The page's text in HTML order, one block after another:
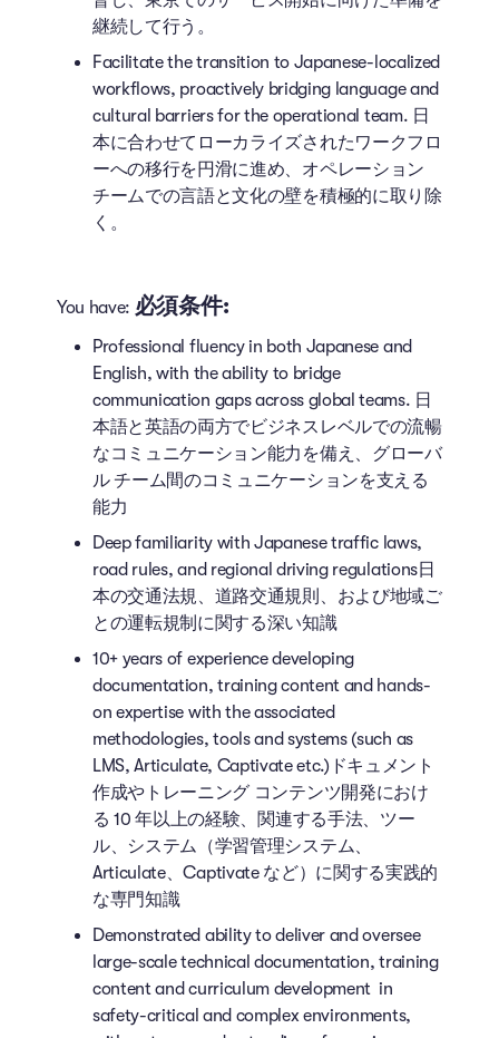
継続して行う。
Facilitate the transition to Japanese-localized
workflows, proactively bridging language and
cultural barriers for the operational team. 日
本に合わせてローカライズされたワークフロ
ーへの移行を円滑に進め、オペレーション
チームでの言語と文化の壁を積極的に取り除
く。
You have: 必須条件:
Professional fluency in both Japanese and
English, with the ability to bridge
communication gaps across global teams. 日
本語と英語の両方でビジネスレベルでの流暢
なコミュニケーション能力を備え、グローバ
ル チーム間のコミュニケーションを支える
能力
Deep familiarity with Japanese traffic laws,
road rules, and regional driving regulations日
本の交通法規、道路交通規則、および地域ご
との運転規制に関する深い知識
10+ years of experience developing
documentation, training content and hands-
on expertise with the associated
methodologies, tools and systems (such as
LMS, Articulate, Captivate etc.)ドキュメント
作成やトレーニング コンテンツ開発におけ
る 10 年以上の経験、関連する手法、ツー
ル、システム（学習管理システム、
Articulate、Captivate など）に関する実践的
な専門知識
Demonstrated ability to deliver and oversee
large-scale technical documentation, training
content and curriculum development in
safety-critical and complex environments,